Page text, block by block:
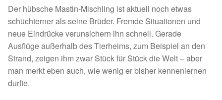
Notnasen noch im Ausland
Notnasen mit Handicap
Wichtige Gedanken vor der Adoption
Sicherheitsgeschirr
Der hübsche Mastin-Mischling ist aktuell noch etwas
schüchterner als seine Brüder. Fremde Situationen und
neue Eindrücke verunsichern ihn schnell. Gerade
Ausflüge außerhalb des Tierheims, zum Beispiel an den
Strand, zeigen ihm zwar Stück für Stück die Welt – aber
man merkt eben auch, wie wenig er bisher kennenlernen
durfte.